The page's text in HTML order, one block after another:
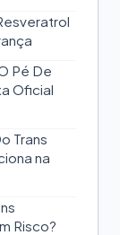
Pé De
Oficial
Trans
na
Risco?